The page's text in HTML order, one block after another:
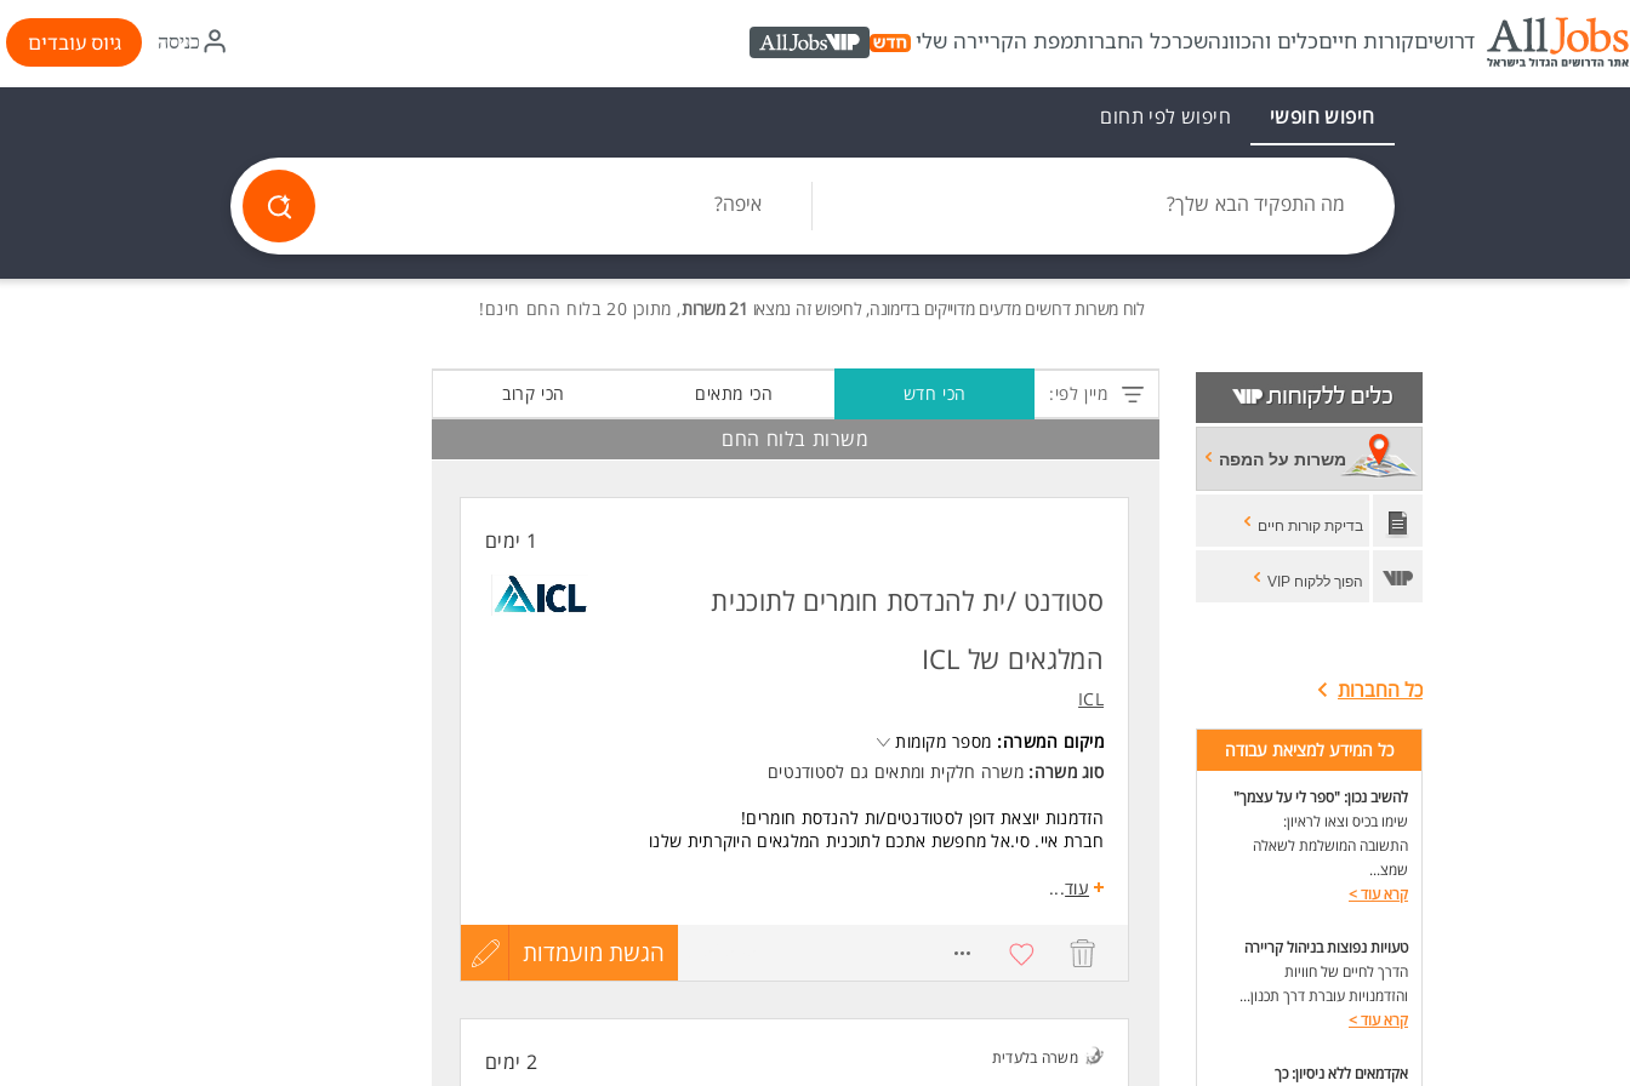
דרושיםקורות חייםכלים והכוונהשכרכל החברותמפת הקריירה שלי AllJobs VIP
איקון
התחברות
כניסה גיוס עובדים
חיפוש חופשי חיפוש לפי תחום
מה התפקיד הבא שלך? איפה?
לוח משרותדרושים מדעים מדוייקים בדימונה, לחיפוש זה נמצאו 21 משרות , מתוכן 20 בלוח החם חינם!
משרות על המפה
בדיקת קורות חיים
הפוך ללקוח VIP
כל החברות
כל המידע למציאת עבודה
להשיב נכון: "ספר לי על עצמך"
שימו בכיס וצאו לראיון:
התשובה המושלמת לשאלה
שמצ...
קרא עוד>
טעויות נפוצות בניהול קריירה
הדרך לחיים של חוויות
והזדמנויות עוברת דרך תכנון...
קרא עוד>
אקדמאים ללא ניסיון: כך
מיין לפי: הכי חדש הכי מתאים הכי קרוב
משרות בלוח החם
1 ימים
סטודנט /ית להנדסת חומרים לתוכנית
המלגאים של ICL
ICL
מיקום המשרה: מספר מקומות
סוג משרה: משרה חלקית ומתאים גם לסטודנטים
הזדמנות יוצאת דופן לסטודנטים/ות להנדסת חומרים!
חברת איי. סי.אל מחפשת אתכם לתוכנית המלגאים היוקרתית שלנו
מה אנחנו מציעים?
שכר עבודה עבור ימי העבודה בפועל
חניכה אישית והכשרה מקצועית מהמהנדסים והמנהלים המובילים בתעשייה
מה נדרש מכם?
יום עבודה אחד בשבוע במהלך הסמסטר
נכונות לעבודה מלאה בחופשות סמסטר ובקיץ
עוד...
הגשת מועמדות
עדכון
משרה בלעדית 2 ימים